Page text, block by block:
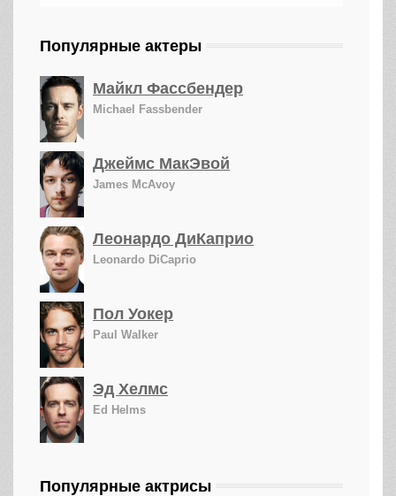
Популярные актеры
Майкл Фассбендер
Michael Fassbender
Джеймс МакЭвой
James McAvoy
Леонардо ДиКаприо
Leonardo DiCaprio
Пол Уокер
Paul Walker
Эд Хелмс
Ed Helms
Популярные актрисы